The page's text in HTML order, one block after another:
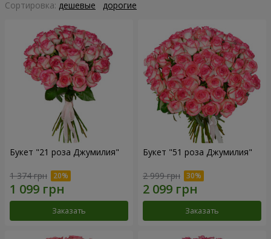
Cортировка: дешевые дорогие
Букет "21 роза Джумилия"
1 374 грн
Заказать
Букет "51 роза Джумилия"
2 999 грн
Заказать